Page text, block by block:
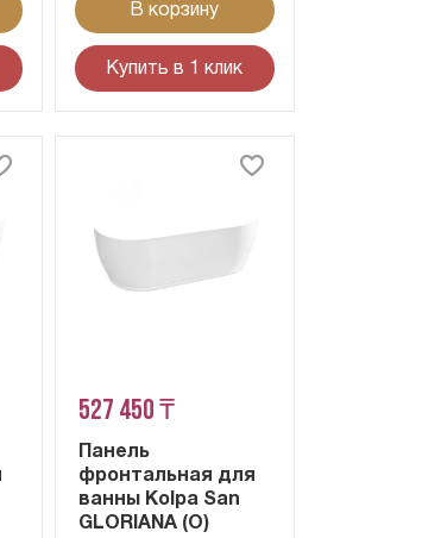
В корзину
Купить в 1 клик
527 450 ₸
Панель
фронтальная для
ванны Kolpa San
GLORIANA (O)